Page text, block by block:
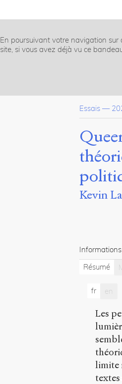
En poursuivant votre navigation sur
site, si vous avez déjà vu ce
Essais —
Kevin
Informations
Résumé
fr en
Les
limite